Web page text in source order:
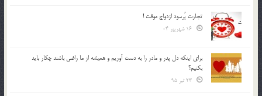
تجارت پُرسود ازدواج موقت !
براي اينكه دل پدر و مادر را به دست آوريم و هميشه از ما راضي باشند چكار بايد
بكنيم؟